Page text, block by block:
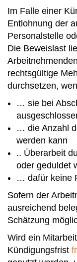
Im Falle einer
Entlohnung der
Personalstelle
Die Beweislast
rechtsgültige
durchsetzen,
… sie bei
… die Anzahl
werden kann
.. Überarbeit
oder geduldet
… dafür keine
Sofern der
ausreichend
Schätzung
Wird ein
Kündigungsfrist